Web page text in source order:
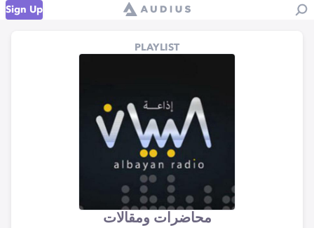
Sign Up
PLAYLIST
محاضرات ومقالات